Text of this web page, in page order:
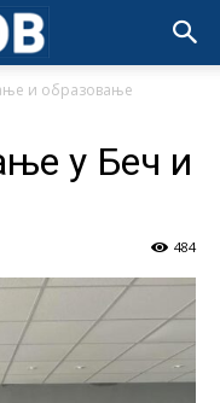
и образовање
у Беч и
484